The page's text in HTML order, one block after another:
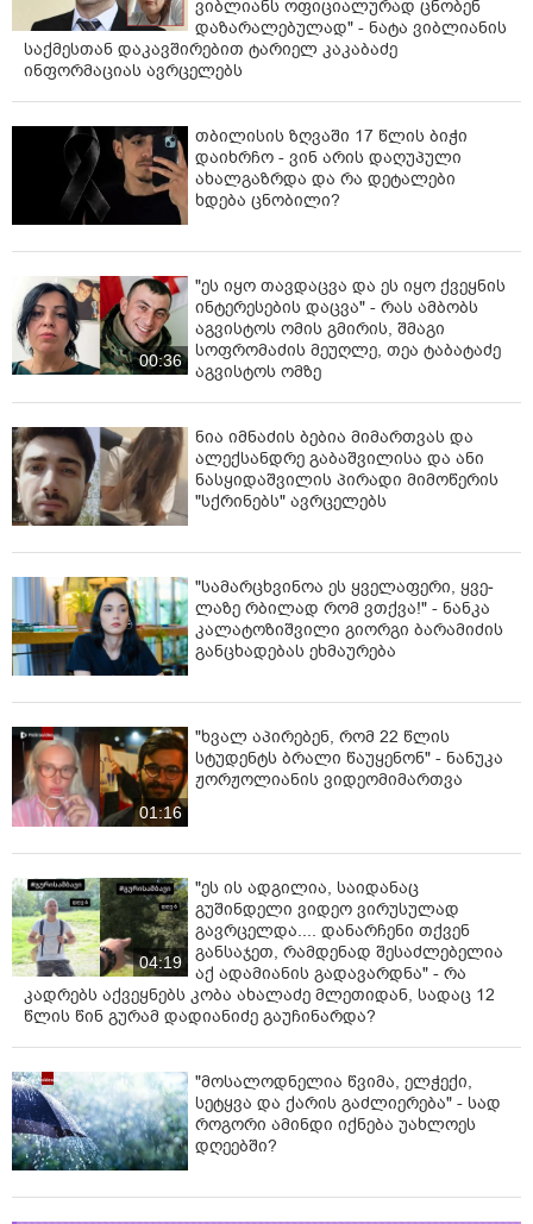
ვიბლიანს ოფიციალურად ცნობენ
დაზარალებულად" - ნატა ვიბლიანის
საქმესთან დაკავშირებით ტარიელ კაკაბაძე
ინფორმაციას ავრცელებს
თბილისის ზღვაში 17 წლის ბიჭი
დაიხრჩო - ვინ არის დაღუპული
ახალგაზრდა და რა დეტალები
ხდება ცნობილი?
00:36
"ეს იყო თავდაცვა და ეს იყო ქვეყნის
ინტერესების დაცვა" - რას ამბობს
აგვისტოს ომის გმირის, შმაგი
სოფრომაძის მეუღლე, თეა ტაბატაძე
აგვისტოს ომზე
ნია იმნაძის ბებია მიმართვას და
ალექსანდრე გაბაშვილისა და ანი
ნასყიდაშვილის პირადი მიმოწერის
"სქრინებს" ავრცელებს
"სა­მარ­ცხვი­ნოა ეს ყვე­ლა­ფე­რი, ყვე­
ლა­ზე რბი­ლად რომ ვთქვა!" - ნანკა
კალატოზიშვილი გიორგი ბარამიძის
განცხადებას ეხმაურება
01:16
"ხვალ აპირებენ, რომ 22 წლის
სტუდენტს ბრალი წაუყენონ" - ნანუკა
ჟორჟოლიანის ვიდეომიმართვა
04:19
"ეს ის ადგილია, საიდანაც
გუშინდელი ვიდეო ვირუსულად
გავრცელდა.... დანარჩენი თქვენ
განსაჯეთ, რამდენად შესაძლებელია
აქ ადამიანის გადავარდნა" - რა
კადრებს აქვეყნებს კობა ახალაძე მლეთიდან, სადაც 12
წლის წინ გურამ დადიანიძე გაუჩინარდა?
"მოსალოდნელია წვიმა, ელჭექი,
სეტყვა და ქარის გაძლიერება" - სად
როგორი ამინდი იქნება უახლოეს
დღეებში?